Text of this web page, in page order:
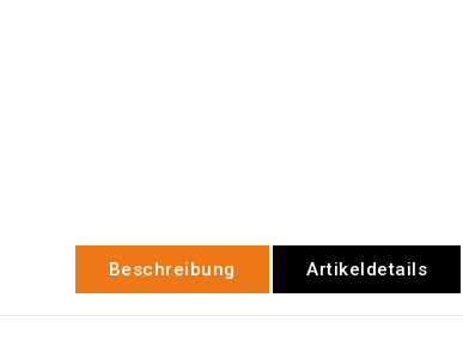
Beschreibung Artikeldetails